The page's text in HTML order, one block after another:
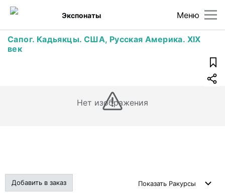
Меню
Экспонаты
Сапог. Кадьякцы. США, Русская Америка. XIX
век
Нет изображения
Добавить в заказ Показать Ракурсы